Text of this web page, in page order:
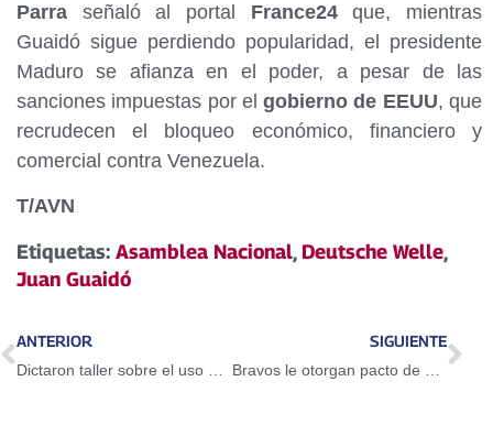
Parra señaló al portal France24que, mientras
Guaidó sigue perdiendo popularidad, el presidente
Maduro se afianza en el poder, a pesar de las
sanciones impuestas por elgobierno de EEUU, que
recrudecen el bloqueo económico, financiero y
comercial contra Venezuela.
T/AVN
Etiquetas: Asamblea Nacional, Deutsche Welle,
Juan Guaidó
ANTERIOR SIGUIENTE